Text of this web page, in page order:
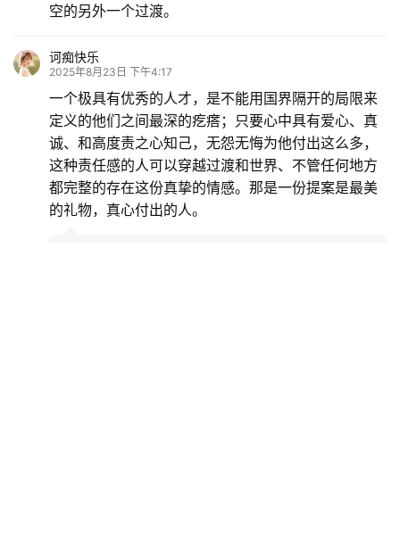
空的另外一个过渡。
诃痴快乐
2025年8月23日 下午4:17
一个极具有优秀的人才，是不能用国界隔开的局限来
定义的他们之间最深的疙瘩；只要心中具有爱心、真
诚、和高度责之心知己，无怨无悔为他付出这么多，
这种责任感的人可以穿越过渡和世界、不管任何地方
都完整的存在这份真挚的情感。那是一份提案是最美
的礼物，真心付出的人。